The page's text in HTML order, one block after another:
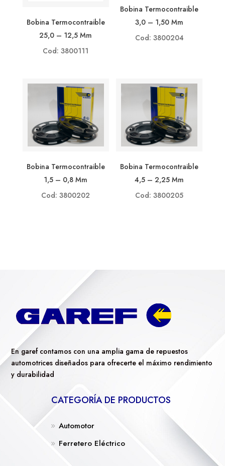
Bobina Termocontraible
25,0 – 12,5 Mm
Cod: 3800111
Bobina Termocontraible
3,0 – 1,50 Mm
Cod: 3800204
Bobina Termocontraible
1,5 – 0,8 Mm
Cod: 3800202
Bobina Termocontraible
4,5 – 2,25 Mm
Cod: 3800205
En garef contamos con una amplia gama de repuestos
automotrices diseñados para ofrecerte el máximo rendimiento
y durabilidad
CATEGORÍA DE PRODUCTOS
Automotor
Ferretero Eléctrico